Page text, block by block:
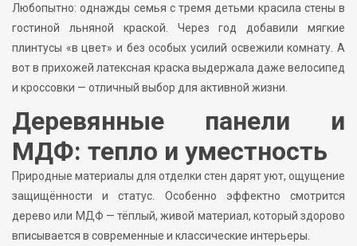
Любопытно: однажды семья с тремя детьми красила стены в
гостиной льняной краской. Через год добавили мягкие
плинтусы «в цвет» и без особых усилий освежили комнату. А
вот в прихожей латексная краска выдержала даже велосипед
и кроссовки — отличный выбор для активной жизни.
Деревянные панели и
МДФ: тепло и уместность
Природные материалы для отделки стен дарят уют, ощущение
защищённости и статус. Особенно эффектно смотрится
дерево или МДФ — тёплый, живой материал, который здорово
вписывается в современные и классические интерьеры.